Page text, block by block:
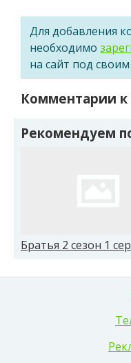
Для добавления
необходимо
на сайт под
Комментарии к
Рекомендуем
Братья 2 сезон 1